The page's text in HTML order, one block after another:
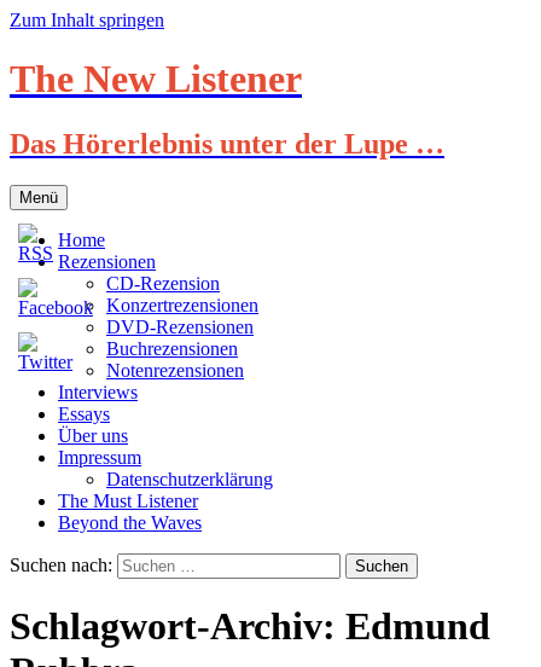
Zum Inhalt springen
The New Listener
Das Hörerlebnis unter der Lupe …
Menü
Home
Rezensionen
CD-Rezension
Konzertrezensionen
DVD-Rezensionen
Buchrezensionen
Notenrezensionen
Interviews
Essays
Über uns
Impressum
Datenschutzerklärung
The Must Listener
Beyond the Waves
Suchen nach:
Schlagwort-Archiv: Edmund